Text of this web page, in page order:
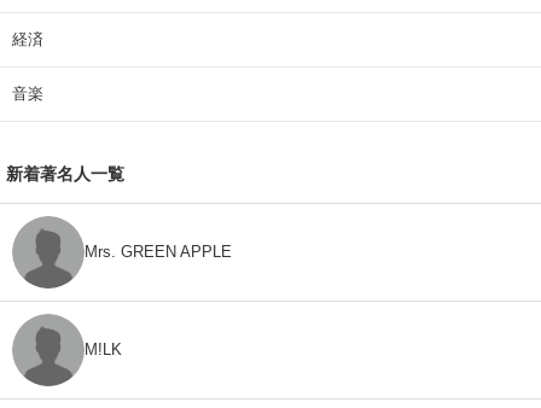
経済
音楽
新着著名人一覧
Mrs. GREEN APPLE
M!LK